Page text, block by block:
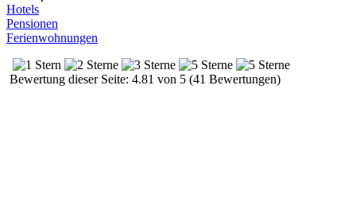
Hotels
Pensionen
Ferienwohnungen
Bewertung dieser Seite: 4.81 von 5 (41 Bewertungen)